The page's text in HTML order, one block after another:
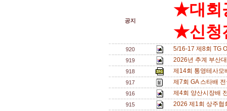
공지
★대회
★신청
920 5/16-17 제8회 TG
919 2026년 추계 부산
918 제14회 통영테사
917 제7회 GA 스타배
916 제4회 양산시장배
915 2026 제1회 상주